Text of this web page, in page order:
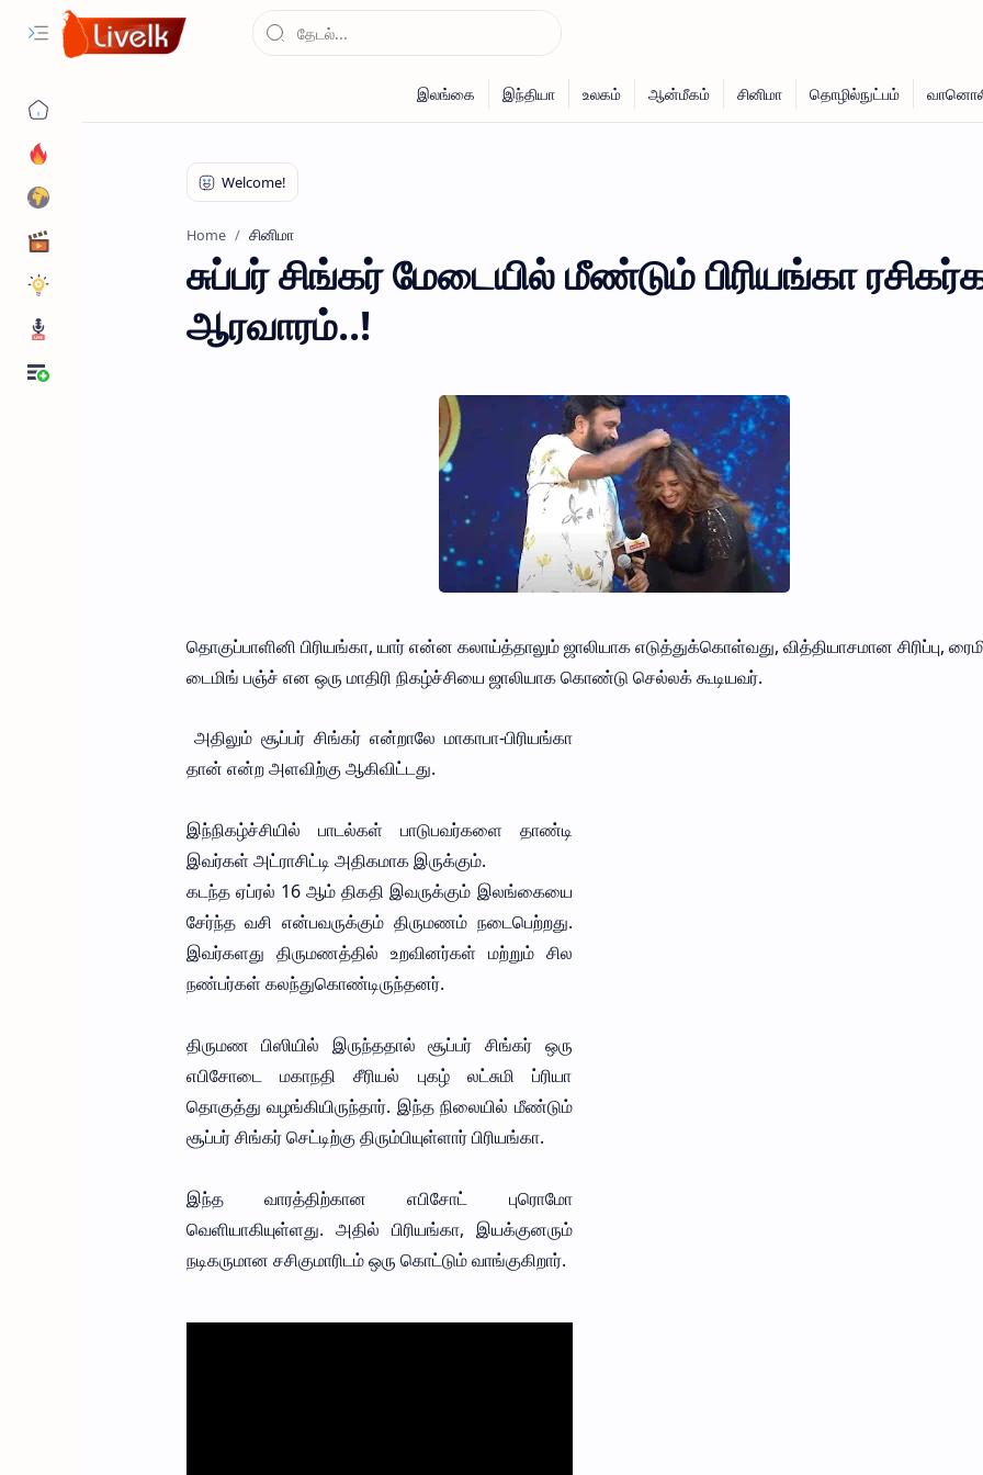
Home சினிமா
சுப்பர் சிங்கர் மேடையில் மீண்டும் பிரியங்கா
ஆரவாரம்..!
தொகுப்பாளினி பிரியங்கா, யார் என்ன கலாய்த்தாலும் ஜாலியாக எடுத்துக்கொள்வது, வித்தியாசமான சிரிப்பு,
டைமிங் பஞ்ச் என ஒரு மாதிரி நிகழ்ச்சியை ஜாலியாக கொண்டு செல்லக் கூடியவர்.
அதிலும் சூப்பர் சிங்கர் என்றாலே மாகாபா-பிரியங்கா
தான் என்ற அளவிற்கு ஆகிவிட்டது.
இந்நிகழ்ச்சியில் பாடல்கள் பாடுபவர்களை தாண்டி
இவர்கள் அட்ராசிட்டி அதிகமாக இருக்கும்.
கடந்த ஏப்ரல் 16 ஆம் திகதி இவருக்கும் இலங்கையை
சேர்ந்த வசி என்பவருக்கும் திருமணம் நடைபெற்றது.
இவர்களது திருமணத்தில் உறவினர்கள் மற்றும் சில
நண்பர்கள் கலந்துகொண்டிருந்தனர்.
திருமண பிஸியில் இருந்ததால் சூப்பர் சிங்கர் ஒரு
எபிசோடை மகாநதி சீரியல் புகழ் லட்சுமி ப்ரியா
தொகுத்து வழங்கியிருந்தார். இந்த நிலையில் மீண்டும்
சூப்பர் சிங்கர் செட்டிற்கு திரும்பியுள்ளார் பிரியங்கா.
இந்த வாரத்திற்கான எபிசோட் புரொமோ
வெளியாகியுள்ளது. அதில் பிரியங்கா, இயக்குனரும்
நடிகருமான சசிகுமாரிடம் ஒரு கொட்டும் வாங்குகிறார்.